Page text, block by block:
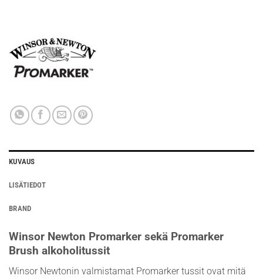
KUVAUS
LISÄTIEDOT
BRAND
Winsor Newton Promarker sekä Promarker
Brush alkoholitussit
Winsor Newtonin valmistamat Promarker tussit ovat mitä